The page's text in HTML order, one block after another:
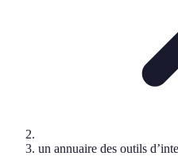
un annuaire des outils